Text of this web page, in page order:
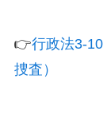
👉行政法3-
捜査）